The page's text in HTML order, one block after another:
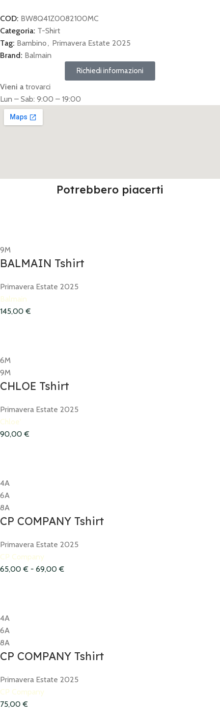
COD: BW8Q41Z0082100MC
Categoria: T-Shirt
Tag: Bambino, Primavera Estate 2025
Brand: Balmain
Richiedi informazioni
Vieni a trovarci
Lun – Sab: 9:00 – 19:00
Potrebbero piacerti
9M
BALMAIN Tshirt
Primavera Estate 2025
Balmain
145,00 €
6M
9M
CHLOE Tshirt
Primavera Estate 2025
Chloe'
90,00 €
4A
6A
8A
CP COMPANY Tshirt
Primavera Estate 2025
CP Company
65,00 € - 69,00 €
4A
6A
8A
CP COMPANY Tshirt
Primavera Estate 2025
CP Company
75,00 €